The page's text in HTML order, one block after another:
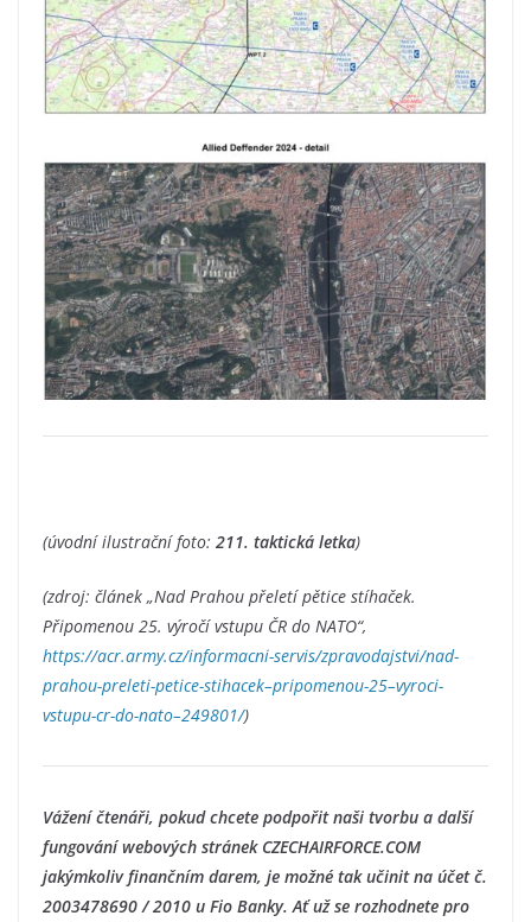
(úvodní ilustrační foto: 211. taktická letka)
(zdroj: článek „Nad Prahou přeletí pětice stíhaček.
Připomenou 25. výročí vstupu ČR do NATO“,
https://acr.army.cz/informacni-servis/zpravodajstvi/nad-
prahou-preleti-petice-stihacek–pripomenou-25–vyroci-
vstupu-cr-do-nato–249801/)
Vážení čtenáři, pokud chcete podpořit naši tvorbu a další
fungování webových stránek CZECHAIRFORCE.COM
jakýmkoliv finančním darem, je možné tak učinit na účet č.
2003478690 / 2010 u Fio Banky. Ať už se rozhodnete pro